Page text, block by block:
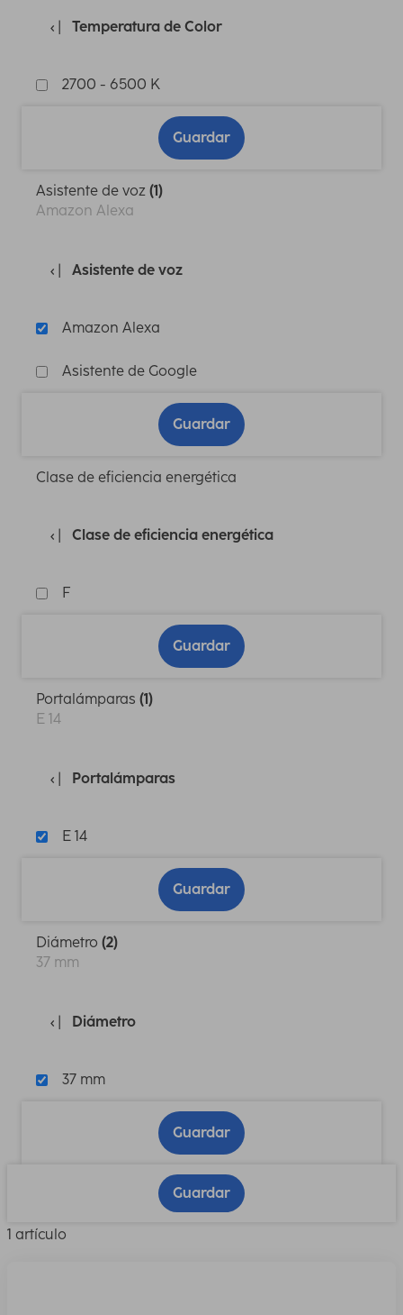
Temperatura de Color
2700 - 6500 K
Guardar
Asistente de voz (1)
Amazon Alexa
Asistente de voz
Amazon Alexa
Asistente de Google
Guardar
Clase de eficiencia energética
Clase de eficiencia energética
F
Guardar
Portalámparas (1)
E 14
Portalámparas
E 14
Guardar
Diámetro (2)
37 mm
Diámetro
37 mm
Guardar
Guardar
1 artículo